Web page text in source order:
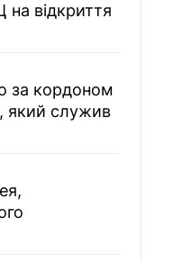
на відкриття
за кордоном
який служив